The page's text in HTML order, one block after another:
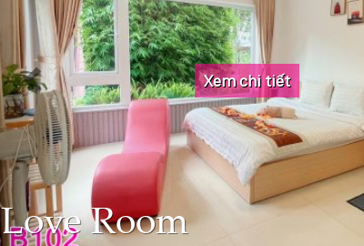
Love Room
Xem chi tiết